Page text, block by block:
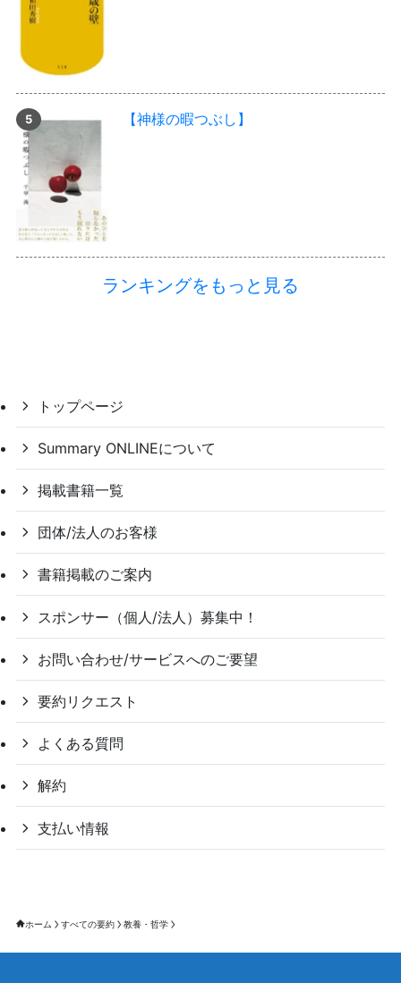
【神様の暇つぶし】
ランキングをもっと見る
トップページ
Summary ONLINEについて
掲載書籍一覧
団体/法人のお客様
書籍掲載のご案内
スポンサー（個人/法人）募集中！
お問い合わせ/サービスへのご要望
要約リクエスト
よくある質問
解約
支払い情報
ホーム すべての要約 教養・哲学